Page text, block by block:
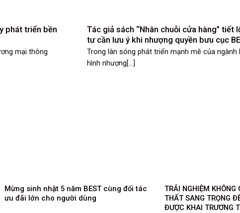
phát triển bền
mại thông
Tác giả sách “Nhân chuỗi cửa hàng” tiết
tư cần lưu ý khi nhượng quyền bưu cục
Trong làn sóng phát triển mạnh mẽ của
hình nhượng[...]
Mừng sinh nhật 5 năm BEST cùng đối tác
ưu đãi lớn cho người dùng
TRẢI NGHIỆM
THẤT SANG TRỌNG
ĐƯỢC KHAI TRƯƠNG